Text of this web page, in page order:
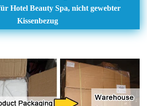
Hotel Beauty Spa, nicht gewebter
Kissenbezug